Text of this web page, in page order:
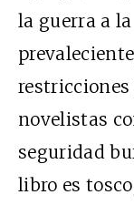
la guerra a
restricciones
novelistas
seguridad
libro es